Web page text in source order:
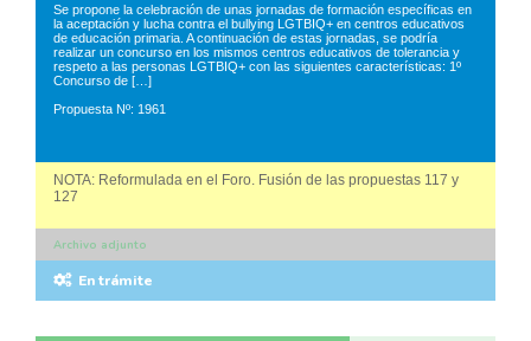
Se propone la celebración de unas jornadas de formación específicas en
la aceptación y lucha contra el bullying LGTBIQ+ en centros educativos
de educación primaria. A continuación de estas jornadas, se podría
realizar un concurso en los mismos centros educativos de tolerancia y
respeto a las personas LGTBIQ+ con las siguientes características: 1º
Concurso de […]
Propuesta Nº: 1961
NOTA: Reformulada en el Foro. Fusión de las propuestas 117 y
127
Archivo adjunto
En trámite